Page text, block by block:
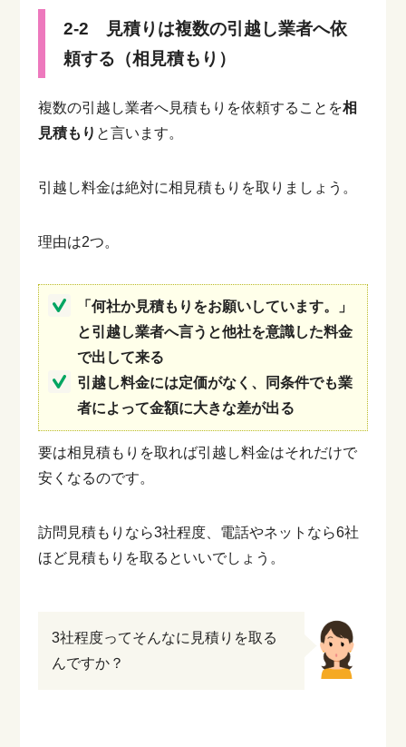
2-2 見積りは複数の引越し業者へ依
頼する（相見積もり）
複数の引越し業者へ見積もりを依頼することを相
見積もり と言います。
引越し料金は絶対に相見積もりを取りましょう。
理由は2つ。
「何社か見積もりをお願いしています。」
と引越し業者へ言うと他社を意識した料金
で出して来る
引越し料金には定価がなく、同条件でも業
者によって金額に大きな差が出る
要は相見積もりを取れば引越し料金はそれだけで
安くなるのです。
訪問見積もりなら3社程度、電話やネットなら6社
ほど見積もりを取るといいでしょう。
3社程度ってそんなに見積りを取る
んですか？